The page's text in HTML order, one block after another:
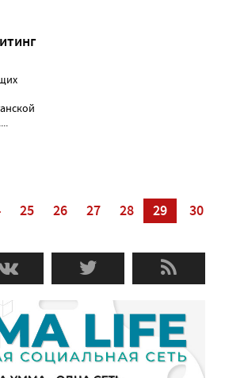
25 26 27 28 29 30